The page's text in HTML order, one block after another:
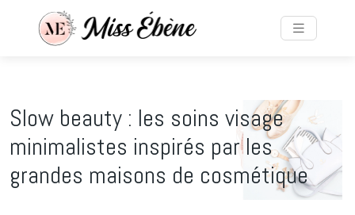
Slow beauty : les soins visage
minimalistes inspirés par les
grandes maisons de cosmétique